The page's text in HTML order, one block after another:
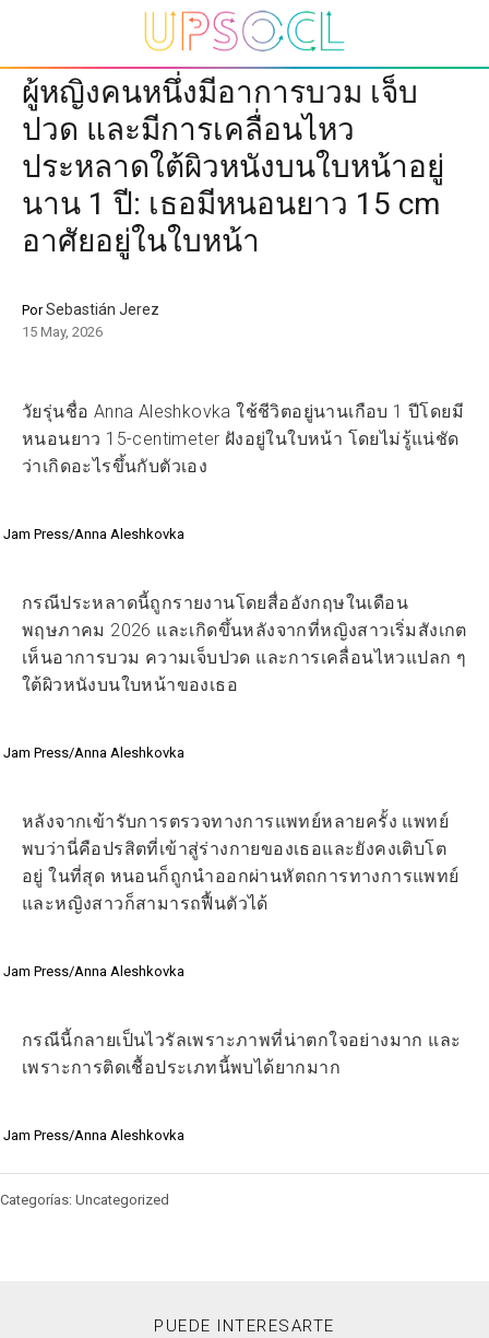
ผู้หญิงคนหนึ่งมีอาการบวม เจ็บ
ปวด และมีการเคลื่อนไหว
ประหลาดใต้ผิวหนังบนใบหน้าอยู่
นาน 1 ปี: เธอมีหนอนยาว 15 cm
อาศัยอยู่ในใบหน้า
PorSebastián Jerez
15 May, 2026
วัยรุ่นชื่อ Anna Aleshkovka ใช้ชีวิตอยู่นานเกือบ 1 ปีโดยมี
หนอนยาว 15-centimeter ฝังอยู่ในใบหน้า โดยไม่รู้แน่ชัด
ว่าเกิดอะไรขึ้นกับตัวเอง
Jam Press/Anna Aleshkovka
กรณีประหลาดนี้ถูกรายงานโดยสื่ออังกฤษในเดือน
พฤษภาคม 2026 และเกิดขึ้นหลังจากที่หญิงสาวเริ่มสังเกต
เห็นอาการบวม ความเจ็บปวด และการเคลื่อนไหวแปลก ๆ
ใต้ผิวหนังบนใบหน้าของเธอ
Jam Press/Anna Aleshkovka
หลังจากเข้ารับการตรวจทางการแพทย์หลายครั้ง แพทย์
พบว่านี่คือปรสิตที่เข้าสู่ร่างกายของเธอและยังคงเติบโต
อยู่ ในที่สุด หนอนก็ถูกนำออกผ่านหัตถการทางการแพทย์
และหญิงสาวก็สามารถฟื้นตัวได้
Jam Press/Anna Aleshkovka
กรณีนี้กลายเป็นไวรัลเพราะภาพที่น่าตกใจอย่างมาก และ
เพราะการติดเชื้อประเภทนี้พบได้ยากมาก
Jam Press/Anna Aleshkovka
Categorías: Uncategorized
PUEDE INTERESARTE